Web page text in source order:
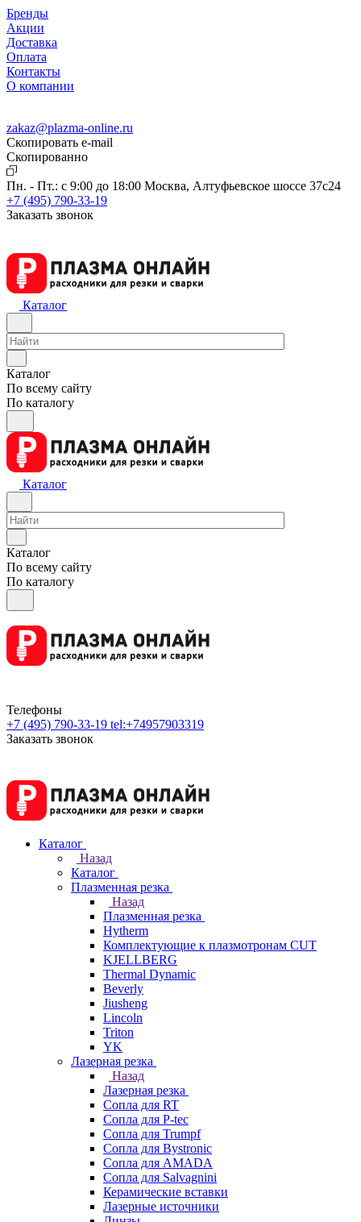
Бренды
Акции
Доставка
Оплата
Контакты
О компании
zakaz@plazma-online.ru
Скопировать e-mail
Cкопированно
Пн. - Пт.: с 9:00 до 18:00 Москва, Алтуфьевское шоссе 37с24
+7 (495) 790-33-19
Заказать звонок
Каталог
Каталог
По всему сайту
По каталогу
Каталог
Каталог
По всему сайту
По каталогу
Телефоны
+7 (495) 790-33-19 tel:+74957903319
Заказать звонок
Каталог
Назад
Каталог
Плазменная резка
Назад
Плазменная резка
Hytherm
Комплектующие к плазмотронам CUT
KJELLBERG
Thermal Dynamic
Beverly
Jiusheng
Lincoln
Triton
YK
Лазерная резка
Назад
Лазерная резка
Сопла для RT
Сопла для P-tec
Сопла для Trumpf
Сопла для Bystronic
Сопла для AMADA
Сопла для Salvagnini
Керамические вставки
Лазерные источники